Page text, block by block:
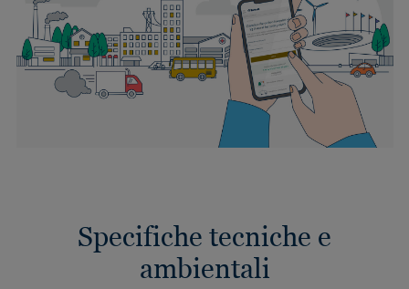
Specifiche tecniche e
ambientali